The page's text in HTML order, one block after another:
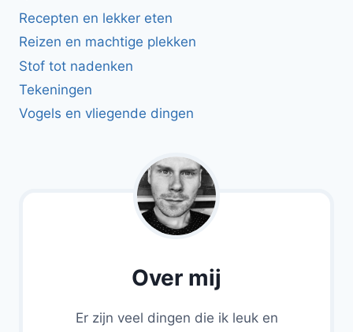
Recepten en lekker eten
Reizen en machtige plekken
Stof tot nadenken
Tekeningen
Vogels en vliegende dingen
Over mij
Er zijn veel dingen die ik leuk en